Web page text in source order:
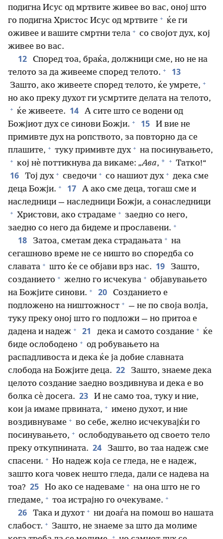
подигна Исус од мртвите живее во вас, оној што
го подигна Христос Исус од мртвите + ќе ги
оживее и вашите смртни тела + со својот дух, кој
живее во вас.
12
Според тоа, браќа, должници сме, но не на
телото за да живееме според телото. + 13
Зашто, ако живеете според телото, ќе умрете, +
но ако преку духот ги усмртите делата на телото,
+ ќе живеете. 14
А сите што се водени од
Божјиот дух се синови Божји. + 15
И вие не
примивте дух на ропството, за повторно да се
плашите, + туку примивте дух + на посинувањето,
+ кој нѐ поттикнува да викаме: „Ава, * + Татко!“
16 Тој дух + сведочи + со нашиот дух + дека сме
деца Божји. + 17
А ако сме деца, тогаш сме и
наследници — наследници Божји, а сонаследници
+ Христови, ако страдаме + заедно со него,
заедно со него да бидеме и прославени. +
18 Затоа, сметам дека страдањата + на
сегашново време не се ништо во споредба со
славата + што ќе се објави врз нас. 19
Зашто,
созданието + желно го исчекува + објавувањето
на Божјите синови. + 20
Созданието е
подложено на ништожност + — не по своја волја,
туку преку оној што го подложи — но притоа е
дадена и надеж + 21 дека и самото создание + ќе
биде ослободено + од робувањето на
распадливоста и дека ќе ја добие славната
слобода на Божјите деца. 22
Зашто, знаеме дека
целото создание заедно воздивнува и дека е во
болка сѐ досега. 23
И не само тоа, туку и ние,
кои ја имаме првината, + имено духот, и ние
воздивнуваме + во себе, желно исчекувајќи го
посинувањето, + ослободувањето од своето тело
преку откупнината. 24
Зашто, во таа надеж сме
спасени. + Но надеж која се гледа, не е надеж,
зашто кога човек нешто гледа, дали се надева на
тоа? 25 Но ако се надеваме + на она што не го
гледаме, + тоа истрајно го очекуваме. +
26 Така и духот + ни доаѓа на помош во нашата
слабост. + Зашто, не знаеме за што да молиме
+